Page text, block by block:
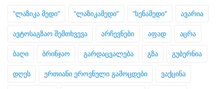
"ლაზიკა მედი" "ლაზიკამედი" "სენამედი" ავარია
ავტოსაგზაო შემთხვევა არჩევნები აფად აცრა
ბაღი ბრინჯაო გარდაცვალება გზა გუბერნია
დღეს ერთიანი ეროვნული გამოცდები ვაქცინა